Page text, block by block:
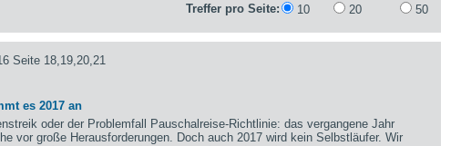
Treffer pro Seite:
10 20 50
Seite 18,19,20,21
es 2017 an
oder der Problemfall Pauschalreise-Richtlinie: das vergangene Jahr
vor große Herausforderungen. Doch auch 2017 wird kein Selbstläufer. Wir